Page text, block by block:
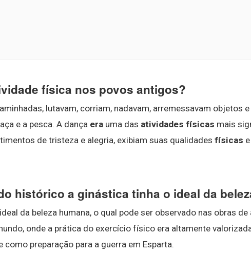
física nos povos antigos?
lutavam, corriam, nadavam, arremessavam objetos
e a pesca. A dança era uma das atividades físicas mais
de tristeza e alegria, exibiam suas qualidades físicas
histórico a ginástica tinha o ideal da
da beleza humana, o qual pode ser observado nas obras
onde a prática do exercício físico era altamente
como preparação para a guerra em Esparta.